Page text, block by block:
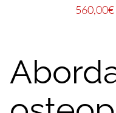
560,00€